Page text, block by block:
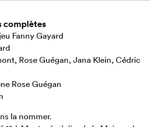
complètes
Fanny Gayard
Rose Guégan, Jana Klein, Cédric
Rose Guégan
la nommer.